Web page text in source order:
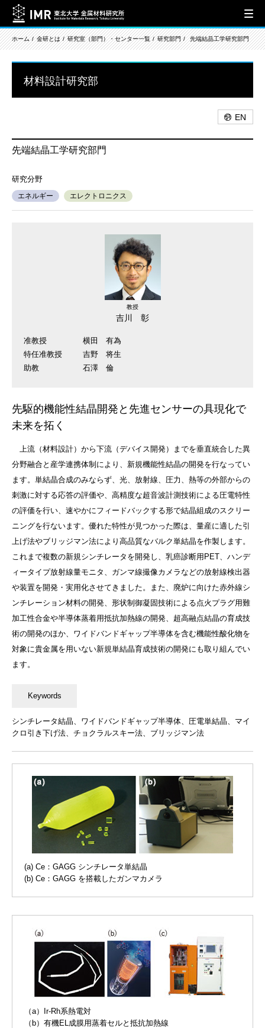
ホーム 金研とは 研究室（部門）・センター一覧 研究部門 先端結晶工学研究部門
材料設計研究部
EN
先端結晶工学研究部門
エネルギー エレクトロニクス
教授
吉川 彰
准教授
横田 有為
特任准教授
吉野 将生
助教
石澤 倫
先駆的機能性結晶開発と先進センサーの具現化で
未来を拓く
上流（材料設計）から下流（デバイス開発）までを垂直統合した異
分野融合と産学連携体制により、新規機能性結晶の開発を行なってい
ます。単結晶合成のみならず、光、放射線、圧力、熱等の外部からの
刺激に対する応答の評価や、高精度な超音波計測技術による圧電特性
の評価を行い、速やかにフィードバックする形で結晶組成のスクリー
ニングを行ないます。優れた特性が見つかった際は、量産に適した引
上げ法やブリッジマン法により高品質なバルク単結晶を作製します。
これまで複数の新規シンチレータを開発し、乳癌診断用PET、ハンデ
ィータイプ放射線量モニタ、ガンマ線撮像カメラなどの放射線検出器
や装置を開発・実用化させてきました。また、廃炉に向けた赤外線シ
ンチレーション材料の開発、形状制御凝固技術による点火プラグ用難
加工性合金や半導体蒸着用抵抗加熱線の開発、超高融点結晶の育成技
術の開発のほか、ワイドバンドギャップ半導体を含む機能性酸化物を
対象に貴金属を用いない新規単結晶育成技術の開発にも取り組んでい
ます。
シンチレータ結晶、ワイドバンドギャップ半導体、圧電単結晶、マイ
クロ引き下げ法、チョクラルスキー法、ブリッジマン法
(a) Ce：GAGG シンチレータ単結晶
(b) Ce：GAGG を搭載したガンマカメラ
（a）Ir-Rh系熱電対
（b）有機EL成膜用蒸着セルと抵抗加熱線